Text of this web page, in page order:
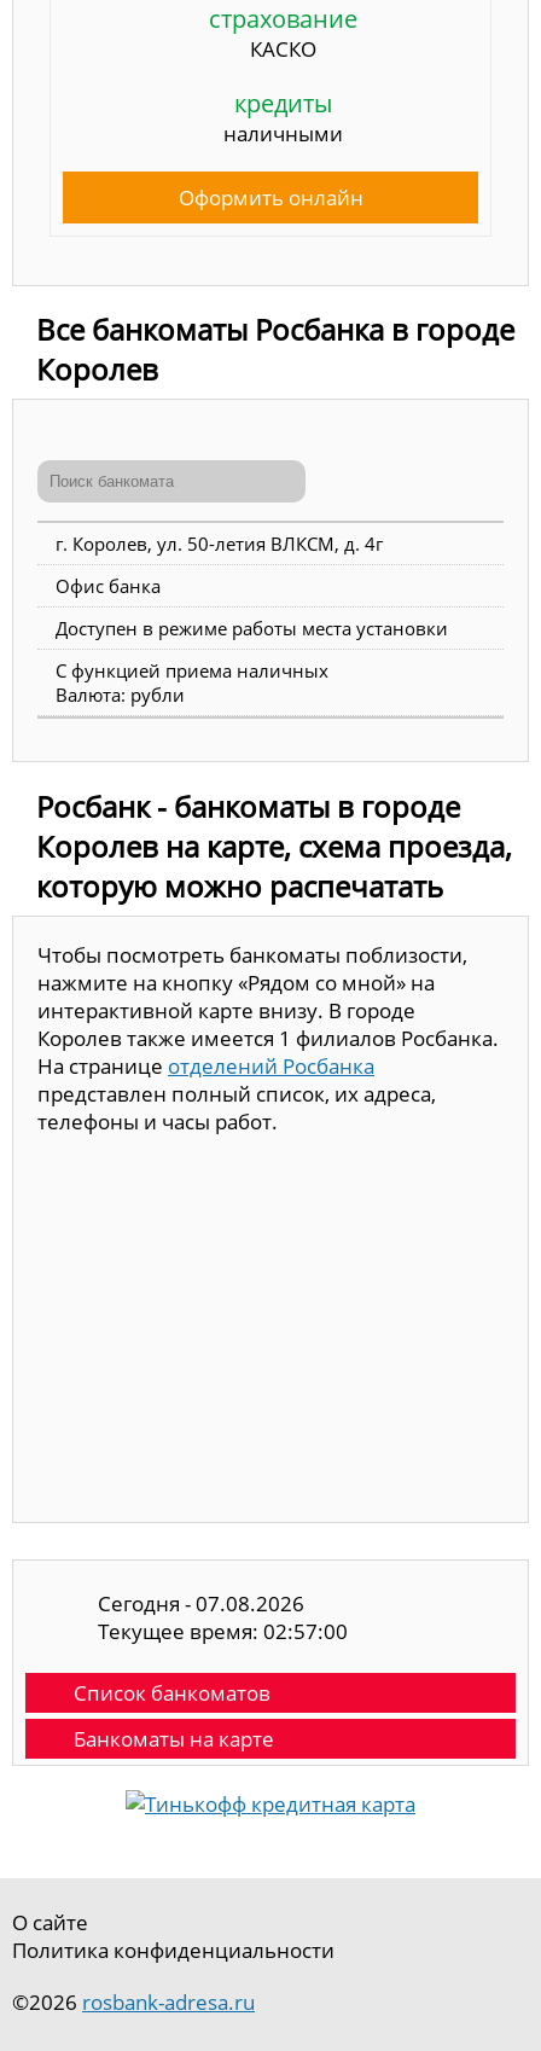
страхование
КАСКО
кредиты
наличными
Оформить онлайн
Все банкоматы Росбанка в городе
Королев
г. Королев, ул. 50-летия ВЛКСМ, д. 4г
Офис банка
Доступен в режиме работы места установки
С функцией приема наличных
Валюта: рубли
Росбанк - банкоматы в городе
Королев на карте, схема проезда,
которую можно распечатать
Чтобы посмотреть банкоматы поблизости,
нажмите на кнопку «Рядом со мной» на
интерактивной карте внизу. В городе
Королев также имеется 1 филиалов Росбанка.
На странице отделений Росбанка
представлен полный список, их адреса,
телефоны и часы работ.
Сегодня - 07.08.2026
Текущее время: 02:57:00
Список банкоматов
Банкоматы на карте
О сайте
Политика конфиденциальности
©2026 rosbank-adresa.ru